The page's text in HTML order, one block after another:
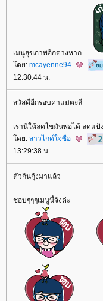
เมนูสุขภาพอีกต่างหาก
ดย: mcayenne94
12:30:44 น.
สวัสดีอีกรอบค่าแม่ตะลี
เรานี่ให้ลดไขมันพอได้ ลดแ
ดย: สาวไกด์ใจซื่อ
13:29:38 น.
ตัวกินกุ้งมาแล้ว
ชอบๆๆๆเมนูนี้จังค่ะ